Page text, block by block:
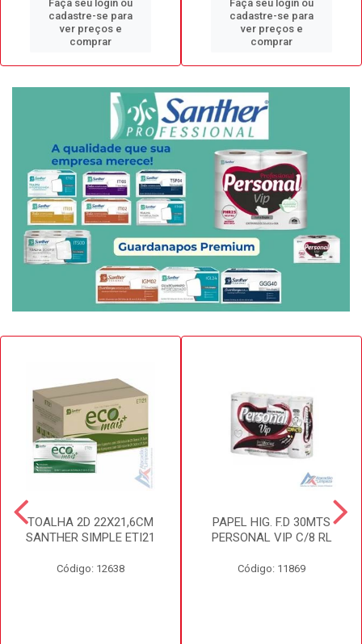
Faça seu login ou
cadastre-se para
ver preços e
comprar
Faça seu login ou
cadastre-se para
ver preços e
comprar
TOALHA 2D 22X21,6CM
SANTHER SIMPLE ETI21
Código: 12638
PAPEL HIG. F.D 30MTS
PERSONAL VIP C/8 RL
Código: 11869